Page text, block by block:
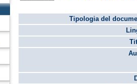
Tipologia del